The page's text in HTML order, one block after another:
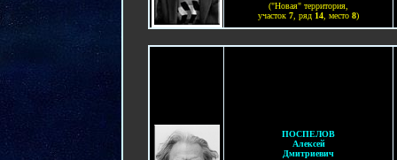
("Новая" территория,
участок 7, ряд 14, место 8)
ПОСПЕЛОВ
Алексей
Дмитриевич